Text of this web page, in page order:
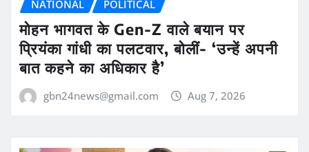
NATIONAL POLITICAL
मोहन भागवत के Gen-Z वाले बयान पर
प्रियंका गांधी का पलटवार, बोलीं- ‘उन्हें अपनी
बात कहने का अधिकार है’
gbn24news@gmail.com Aug 7, 2026